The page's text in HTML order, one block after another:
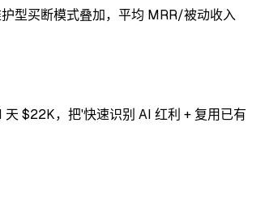
型买断模式叠加，平均 MRR/被动收入
$22K，把'快速识别 AI 红利 + 复用已有